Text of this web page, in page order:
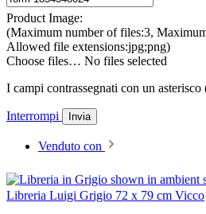
Product Image:
(Maximum number of files:3,
Allowed file extensions:jpg;png)
Choose files… No files selected
I campi contrassegnati con un
Interrompi Invia
Venduto con
Libreria Luigi Grigio 72 x 79 cm Vicco